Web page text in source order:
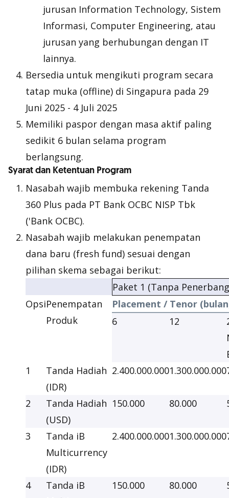
jurusan Information Technology, Sistem
Informasi, Computer Engineering, atau
jurusan yang berhubungan dengan IT
lainnya.
Bersedia untuk mengikuti program secara
tatap muka (offline) di Singapura pada 29
Juni 2025 - 4 Juli 2025
Memiliki paspor dengan masa aktif paling
sedikit 6 bulan selama program
berlangsung.
Syarat dan Ketentuan Program
Nasabah wajib membuka rekening Tanda
360 Plus pada PT Bank OCBC NISP Tbk
('Bank OCBC).
Nasabah wajib melakukan penempatan
dana baru (fresh fund) sesuai dengan
pilihan skema sebagai berikut:
Paket 1 (Tanpa
OpsiPenempatan
Produk
Placement / Tenor
6
12
1
Tanda Hadiah
(IDR)
2.400.000.0001.300.000.000
2
Tanda Hadiah
(USD)
150.000 80.000
3
Tanda iB
Multicurrency
(IDR)
2.400.000.0001.300.000.000
4
Tanda iB
150.000 80.000